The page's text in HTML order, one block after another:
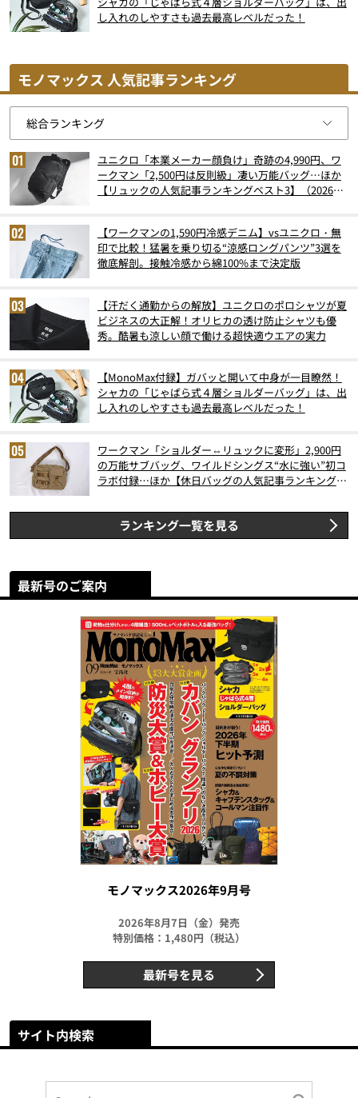
し入れのしやすさも過去最高レベルだった！
モノマックス 人気記事ランキング
ユニクロ「本業メーカー顔負け」奇跡の4,990円、ワ
ークマン「2,500円は反則級」凄い万能バッグ…ほか
【リュックの人気記事ランキングベスト3】（2026年
【ワークマンの1,590円冷感デニム】vsユニクロ・無
印で比較！猛暑を乗り切る“涼感ロングパンツ”3選を
徹底解剖。接触冷感から綿100%まで決定版
【汗だく通勤からの解放】ユニクロのポロシャツが夏
ビジネスの大正解！オリヒカの透け防止シャツも優
秀。酷暑も涼しい顔で働ける超快適ウエアの実力
【MonoMax付録】ガバッと開いて中身が一目瞭然！
シャカの「じゃばら式４層ショルダーバッグ」は、出
し入れのしやすさも過去最高レベルだった！
ワークマン「ショルダー⇔リュックに変形」2,900円
の万能サブバッグ、ワイルドシングス“水に強い”初コ
ラボ付録…ほか【休日バッグの人気記事ランキングベ
ランキング一覧を見る
最新号のご案内
モノマックス2026年9月号
2026年8月7日（金）発売
特別価格：1,480円（税込）
最新号を見る
サイト内検索